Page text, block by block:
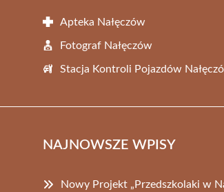
Apteka Nałęczów
Fotograf Nałęczów
Stacja Kontroli Pojazdów
NAJNOWSZE WPISY
Nowy Projekt „Przedszkolaki w